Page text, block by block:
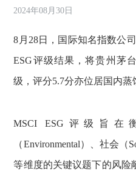
2024年08月30日
8月28日，国际知名指数公
ESG评级结果，将贵州茅
级，评分5.7分亦位居国内蒸
MSCI ESG评级旨
（Environmental）、社会（
等维度的关键议题下的风险